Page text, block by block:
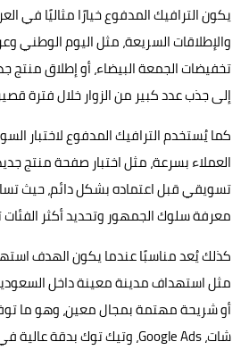
يكون الترافيك المدفوع خيارًا مثاليًا في
والإطلاقات السريعة، مثل اليوم الوطني
تخفيضات الجمعة البيضاء، أو إطلاق منتج
إلى جذب عدد كبير من الزوار خلال فترة
كما يُستخدم الترافيك المدفوع لاختبار
العملاء بسرعة، مثل اختبار صفحة منتج
تسويقي قبل اعتماده بشكل دائم، حيث
معرفة سلوك الجمهور وتحديد أكثر الفئات
كذلك يُعد مناسبًا عندما يكون الهدف
مثل استهداف مدينة معينة داخل
أو شريحة مهتمة بمجال معين، وهو ما
شات، Google Ads، وتيك توك بدقة عالية في الاستهداف.